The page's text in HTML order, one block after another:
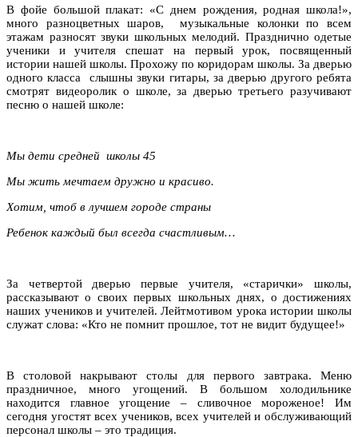
В фойе большой плакат: «С днем рождения, родная школа!»,
много разноцветных шаров, музыкальные колонки по всем
этажам разносят звуки школьных мелодий. Празднично одетые
ученики и учителя спешат на первый урок, посвященный
истории нашей школы. Прохожу по коридорам школы. За дверью
одного класса слышны звуки гитары, за дверью другого ребята
смотрят видеоролик о школе, за дверью третьего разучивают
песню о нашей школе:
Мы дети средней школы 45
Мы жить мечтаем дружно и красиво.
Хотим, чтоб в лучшем городе страны
Ребенок каждый был всегда счастливым…
За четвертой дверью первые учителя, «старички» школы,
рассказывают о своих первых школьных днях, о достижениях
наших учеников и учителей. Лейтмотивом урока истории школы
служат слова: «Кто не помнит прошлое, тот не видит будущее!»
В столовой накрывают столы для первого завтрака. Меню
праздничное, много угощений. В большом холодильнике
находится главное угощение – сливочное мороженое! Им
сегодня угостят всех учеников, всех учителей и обслуживающий
персонал школы – это традиция.